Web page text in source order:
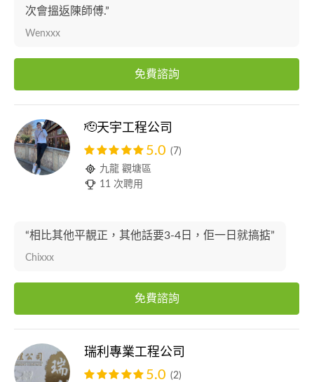
次會搵返陳師傅.”
Wenxxx
免費諮詢
🫡天宇工程公司
5.0 (7)
九龍 觀塘區
11 次聘用
“相比其他平靚正，其他話要3-4日，佢一日就搞掂”
Chixxx
免費諮詢
瑞利專業工程公司
5.0 (2)